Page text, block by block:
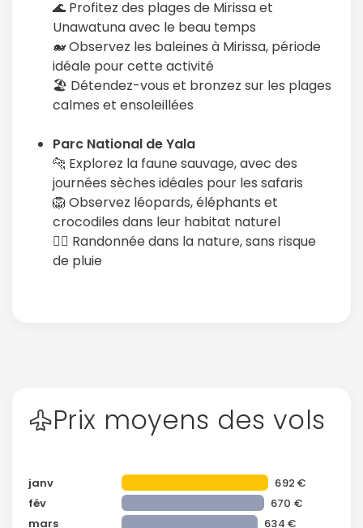
🌊 Profitez des plages de Mirissa et
Unawatuna avec le beau temps
🐋 Observez les baleines à Mirissa, période
idéale pour cette activité
🏖️ Détendez-vous et bronzez sur les plages
calmes et ensoleillées
Parc National de Yala
🐆 Explorez la faune sauvage, avec des
journées sèches idéales pour les safaris
🦁 Observez léopards, éléphants et
crocodiles dans leur habitat naturel
🚶‍♂️ Randonnée dans la nature, sans risque
de pluie
Prix moyens des vols
janv
692 €
fév
670 €
mars
634 €